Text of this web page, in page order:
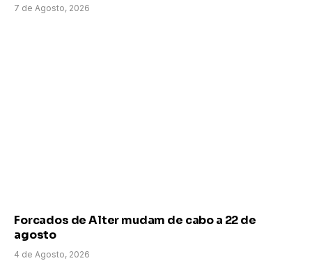
7 de Agosto, 2026
Forcados de Alter mudam de cabo a 22 de
agosto
4 de Agosto, 2026